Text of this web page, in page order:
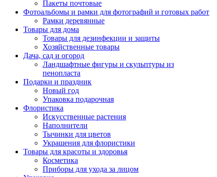
Пакеты почтовые
Фотоальбомы и рамки для фотографий и готовых работ
Рамки деревянные
Товары для дома
Товары для дезинфекции и защиты
Хозяйственные товары
Дача, сад и огород
Ландшафтные фигуры и скульптуры из
пенопласта
Подарки и праздник
Новый год
Упаковка подарочная
Флористика
Искусственные растения
Наполнители
Тычинки для цветов
Украшения для флористики
Товары для красоты и здоровья
Косметика
Приборы для ухода за лицом